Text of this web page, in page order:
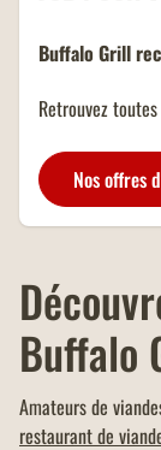
Buffalo Grill
Retrouvez
Nos offres
Buffalo
Amateurs de
restaurant de